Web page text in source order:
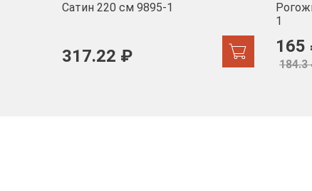
Сатин 220 см 9895-1
317.22 ₽
1
165
184.3